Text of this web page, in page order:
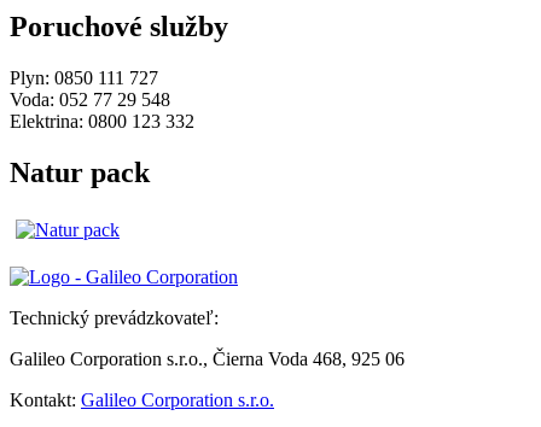
Poruchové služby
Plyn: 0850 111 727
Voda: 052 77 29 548
Elektrina: 0800 123 332
Natur pack
Technický prevádzkovateľ:
Galileo Corporation s.r.o., Čierna Voda 468, 925 06
Kontakt: Galileo Corporation s.r.o.